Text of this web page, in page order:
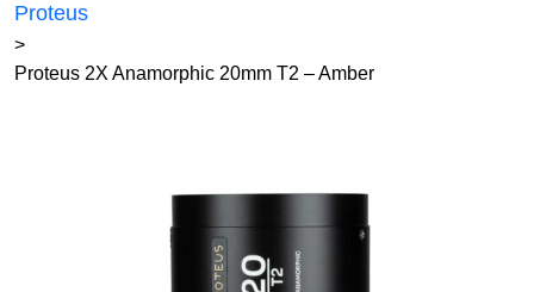
Proteus
>
Proteus 2X Anamorphic 20mm T2 – Amber